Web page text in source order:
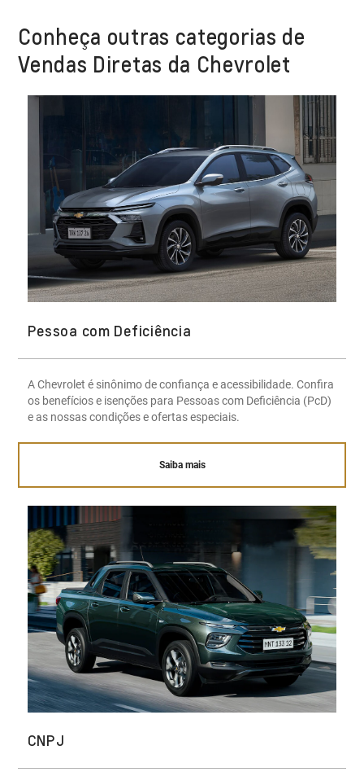
Conheça outras categorias de
Vendas Diretas da Chevrolet
Pessoa com Deficiência
A Chevrolet é sinônimo de confiança e acessibilidade. Confira
os benefícios e isenções para Pessoas com Deficiência (PcD)
e as nossas condições e ofertas especiais.
Saiba mais
CNPJ